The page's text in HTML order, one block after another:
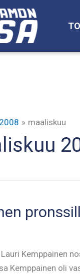
2008 maaliskuu
Kemppainen
Kemppainen oli